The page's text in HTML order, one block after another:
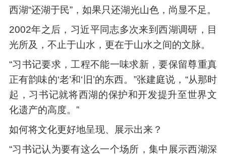
西湖“还湖于民”，如果只还湖光山色，尚显不足。
2002年之后，习近平同志多次来到西湖调研，目
光所及，不止于山水，更在于山水之间的文脉。
“习书记要求，工程不能一味求新，要保留尊重真
正有韵味的‘老’和‘旧’的东西。”张建庭说，“从那时
起，习书记就将西湖的保护和开发提升至世界文
化遗产的高度。”
如何将文化更好地呈现、展示出来？
“习书记认为要有这么一个场所，集中展示西湖深